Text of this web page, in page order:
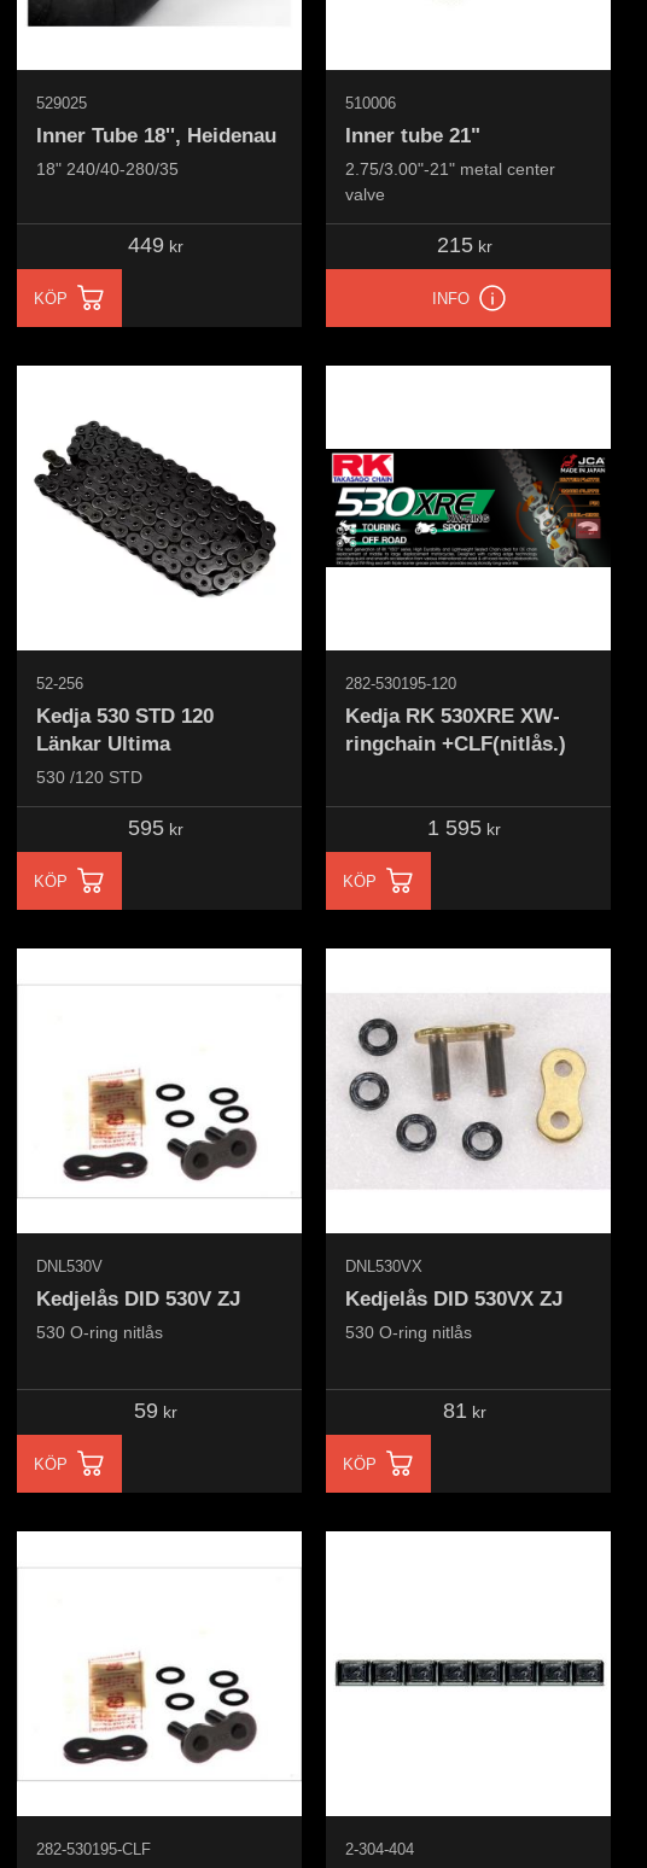
Inner Tube 18'', Heidenau
18" 240/40-280/35
529025
449kr
KÖP
Inner tube 21"
2.75/3.00"-21" metal center
valve
510006
215kr
INFO
Kedja 530 STD 120
Länkar Ultima
530 /120 STD
52-256
595kr
KÖP
Kedja RK 530XRE XW-
ringchain +CLF(nitlås.)
282-530195-120
1 595 kr
KÖP
Kedjelås DID 530V ZJ
530 O-ring nitlås
DNL530V
59kr
KÖP
Kedjelås DID 530VX ZJ
530 O-ring nitlås
DNL530VX
81 kr
KÖP
282-530195-CLF 2-304-404